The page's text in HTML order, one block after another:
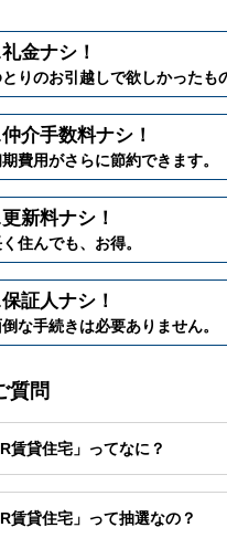
金ナシ！
とりのお引越しで欲しかったも
介手数料ナシ！
費用がさらに節約できます。
新料ナシ！
住んでも、お得。
証人ナシ！
な手続きは必要ありません。
質問
賃貸住宅」ってなに？
賃貸住宅」って抽選なの？